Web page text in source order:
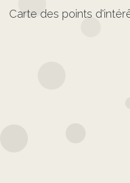
Carte des points